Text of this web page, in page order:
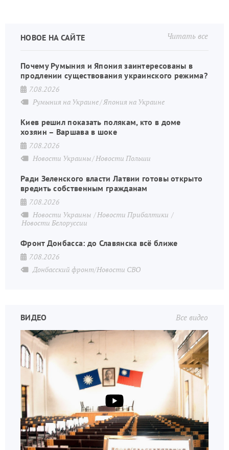
Читать все
НОВОЕ НА САЙТЕ
Почему Румыния и Япония заинтересованы в
продлении существования украинского режима?
7.08.2026
Румыния на Украине Япония на Украине
Киев решил показать полякам, кто в доме
хозяин – Варшава в шоке
7.08.2026
Новости Украины Новости Польши
Ради Зеленского власти Латвии готовы открыто
вредить собственным гражданам
7.08.2026
Новости Украины
Новости Прибалтики
Новости Белоруссии
Фронт Донбасса: до Славянска всё ближе
7.08.2026
Донбасский фронт/Новости СВО
Все видео
ВИДЕО